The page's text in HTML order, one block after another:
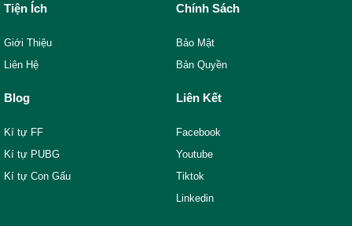
Tiện Ích
Giới Thiệu
Liên Hệ
Chính Sách
Bảo Mật
Bản Quyền
Blog
Kí tự FF
Kí tự PUBG
Kí tự Con Gấu
Liên Kết
Facebook
Youtube
Tiktok
Linkedin